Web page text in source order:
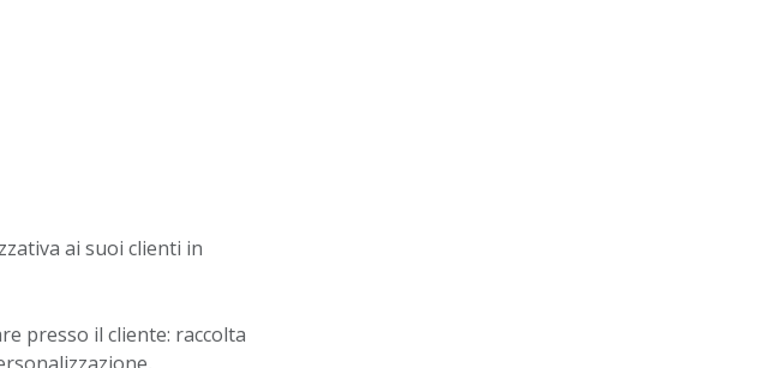
ai suoi clienti in
presso il cliente: raccolta